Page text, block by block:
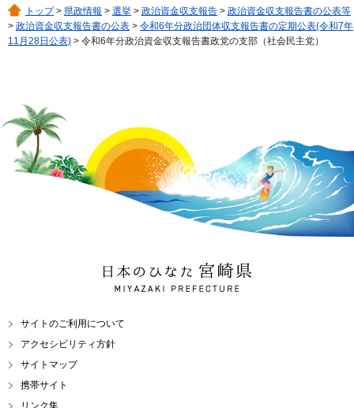
トップ> 県政情報 > 選挙 > 政治資金収支報告 > 政治資金収支報告書の公表等
> 政治資金収支報告書の公表 > 令和6年分政治団体収支報告書の定期公表(令和7年
11月28日公表) > 令和6年分政治資金収支報告書政党の支部（社会民主党）
日本のひなた 宮崎県
MIYAZAKI PREFECTURE
サイトのご利用について
アクセシビリティ方針
サイトマップ
携帯サイト
リンク集